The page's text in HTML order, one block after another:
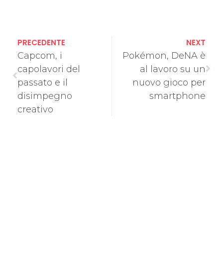
PRECEDENTE
Capcom, i
capolavori del
passato e il
disimpegno
creativo
NEXT
Pokémon, DeNA è
al lavoro su un
nuovo gioco per
smartphone